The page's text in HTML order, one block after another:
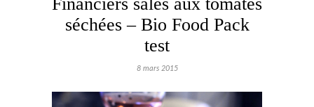
séchées – Bio Food Pack
test
8 mars 2015